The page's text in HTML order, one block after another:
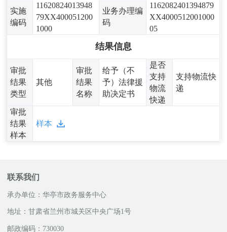
实施
编码
11620824013948
79XX400051200
1000
业务办理编
码
1162082401394879
XX4000512001000
05
结果信息
审批
结果
类型
其他
审批
结果
名称
给予（不
予）法律援
助决定书
是否
支持
物流
快递
支持物流快
递
审批
结果
样本
样本
联系我们
承办单位：华亭市政务服务中心
地址：甘肃省兰州市城关区中央广场1号
邮政编码：730030